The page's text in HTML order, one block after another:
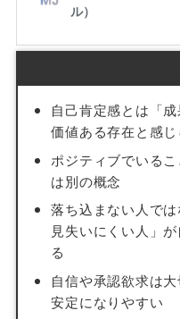
自己肯定感とは「
価値ある存在と感じ
ポジティブでいる
は別の概念
落ち込まない人で
見失いにくい人」
る
自信や承認欲求は
安定になりやすい